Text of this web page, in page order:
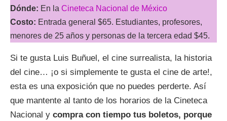
Dónde: En la Cineteca Nacional de México
Costo: Entrada general $65. Estudiantes, profesores,
menores de 25 años y personas de la tercera edad $45.
Si te gusta Luis Buñuel, el cine surrealista, la historia
del cine… ¡o si simplemente te gusta el cine de arte!,
esta es una exposición que no puedes perderte. Así
que mantente al tanto de los horarios de la Cineteca
Nacional y compra con tiempo tus boletos, porque